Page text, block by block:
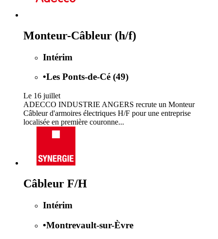
Monteur-Câbleur (h/f)
Intérim
•Les Ponts-de-Cé (49)
Le 16 juillet
ADECCO INDUSTRIE ANGERS recrute un Monteur
Câbleur d'armoires électriques H/F pour une entreprise
localisée en première couronne...
Câbleur F/H
Intérim
•Montrevault-sur-Èvre